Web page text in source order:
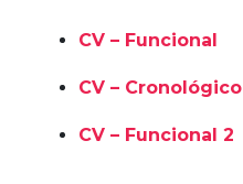
CV – Funcional
CV – Cronológico
CV – Funcional 2